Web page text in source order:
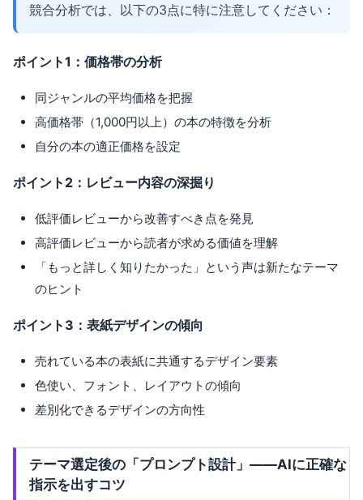
競合分析では、以下の3点に特に注意してください：
ポイント1：価格帯の分析
同ジャンルの平均価格を把握
高価格帯（1,000円以上）の本の特徴を分析
自分の本の適正価格を設定
ポイント2：レビュー内容の深掘り
低評価レビューから改善すべき点を発見
高評価レビューから読者が求める価値を理解
「もっと詳しく知りたかった」という声は新たなテーマ
のヒント
ポイント3：表紙デザインの傾向
売れている本の表紙に共通するデザイン要素
色使い、フォント、レイアウトの傾向
差別化できるデザインの方向性
テーマ選定後の「プロンプト設計」——AIに正確な
指示を出すコツ